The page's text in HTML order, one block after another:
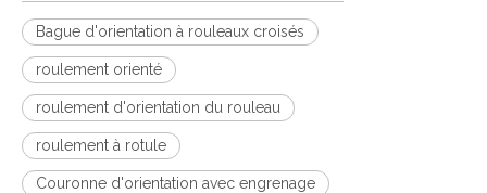
Bague d'orientation à rouleaux croisés
roulement orienté
roulement d'orientation du rouleau
roulement à rotule
Couronne d'orientation avec engrenage